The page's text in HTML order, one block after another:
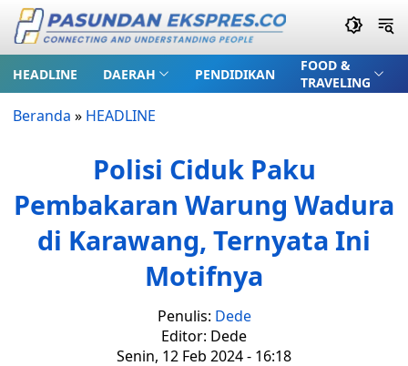
HEADLINE DAERAH PENDIDIKAN
FOOD &
TRAVELING
Beranda » HEADLINE
Polisi Ciduk Paku
Pembakaran Warung Wadura
di Karawang, Ternyata Ini
Motifnya
Penulis: Dede
Editor: Dede
Senin, 12 Feb 2024 - 16:18